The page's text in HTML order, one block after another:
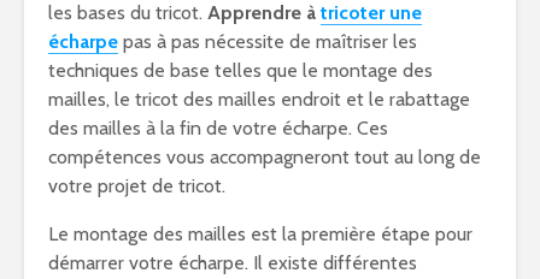
les bases du tricot. Apprendre à tricoter une
écharpe pas à pas nécessite de maîtriser les
techniques de base telles que le montage des
mailles, le tricot des mailles endroit et le rabattage
des mailles à la fin de votre écharpe. Ces
compétences vous accompagneront tout au long de
votre projet de tricot.
Le montage des mailles est la première étape pour
démarrer votre écharpe. Il existe différentes